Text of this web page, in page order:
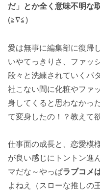
だ」とか全く意味不明な
(≧∇≦)
愛は無事に編集部に復帰
いやてっきりさ、ファッ
段々と洗練されていくパ
社こない間に化粧やファ
身してくると思わなかっ
て変身したの！？教えて
仕事面の成長と、恋愛模
が良い感じにトントン進
マだな～やっぱラブコメ
よねえ（スローな推しの